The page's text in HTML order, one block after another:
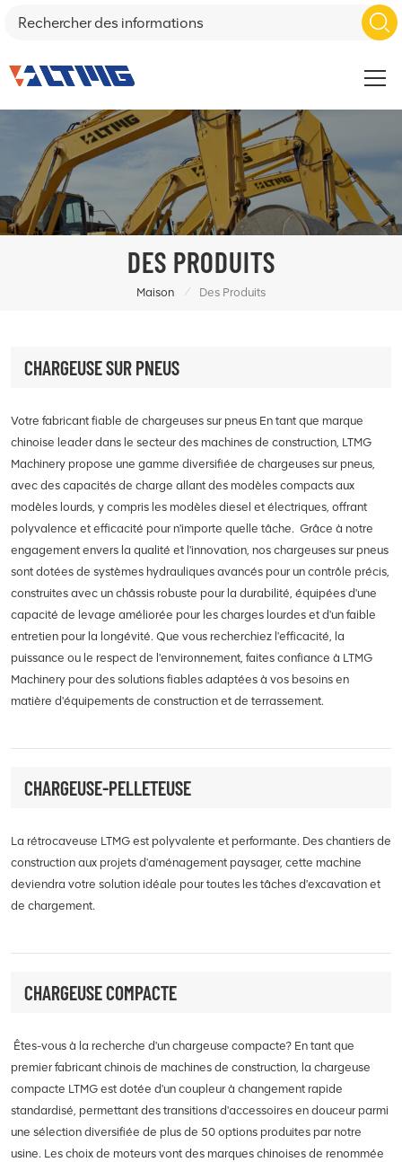
DES PRODUITS
Maison / Des Produits
CHARGEUSE SUR PNEUS
Votre fabricant fiable de chargeuses sur pneus En tant que marque
chinoise leader dans le secteur des machines de construction, LTMG
Machinery propose une gamme diversifiée de chargeuses sur pneus,
avec des capacités de charge allant des modèles compacts aux
modèles lourds, y compris les modèles diesel et électriques, offrant
polyvalence et efficacité pour n'importe quelle tâche. Grâce à notre
engagement envers la qualité et l'innovation, nos chargeuses sur pneus
sont dotées de systèmes hydrauliques avancés pour un contrôle précis,
construites avec un châssis robuste pour la durabilité, équipées d'une
capacité de levage améliorée pour les charges lourdes et d'un faible
entretien pour la longévité. Que vous recherchiez l'efficacité, la
puissance ou le respect de l'environnement, faites confiance à LTMG
Machinery pour des solutions fiables adaptées à vos besoins en
matière d'équipements de construction et de terrassement.
CHARGEUSE-PELLETEUSE
La rétrocaveuse LTMG est polyvalente et performante. Des chantiers de
construction aux projets d'aménagement paysager, cette machine
deviendra votre solution idéale pour toutes les tâches d'excavation et
de chargement.
CHARGEUSE COMPACTE
Êtes-vous à la recherche d'un chargeuse compacte? En tant que
premier fabricant chinois de machines de construction, la chargeuse
compacte LTMG est dotée d'un coupleur à changement rapide
standardisé, permettant des transitions d'accessoires en douceur parmi
une sélection diversifiée de plus de 50 options produites par notre
usine. Les choix de moteurs vont des marques chinoises de renommée